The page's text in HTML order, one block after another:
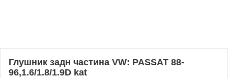
Глушник задн частина VW: PASSAT 88-
96,1.6/1.8/1.9D kat